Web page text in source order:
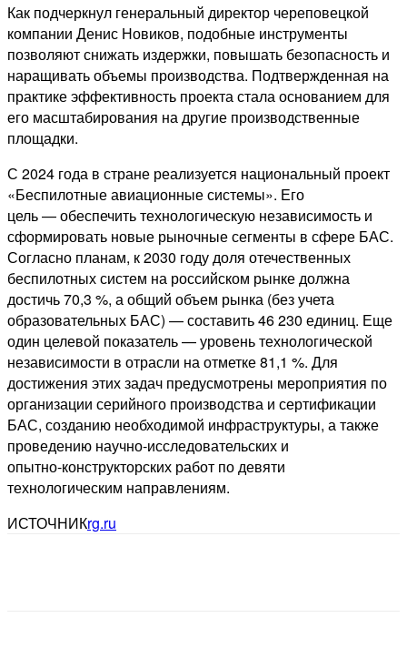
Как подчеркнул генеральный директор череповецкой
компании Денис Новиков, подобные инструменты
позволяют снижать издержки, повышать безопасность и
наращивать объемы производства. Подтвержденная на
практике эффективность проекта стала основанием для
его масштабирования на другие производственные
площадки.
С 2024 года в стране реализуется национальный проект
«Беспилотные авиационные системы». Его
цель — обеспечить технологическую независимость и
сформировать новые рыночные сегменты в сфере БАС.
Согласно планам, к 2030 году доля отечественных
беспилотных систем на российском рынке должна
достичь 70,3 %, а общий объем рынка (без учета
образовательных БАС) — составить 46 230 единиц. Еще
один целевой показатель — уровень технологической
независимости в отрасли на отметке 81,1 %. Для
достижения этих задач предусмотрены мероприятия по
организации серийного производства и сертификации
БАС, созданию необходимой инфраструктуры, а также
проведению научно‑исследовательских и
опытно‑конструкторских работ по девяти
технологическим направлениям.
ИСТОЧНИКrg.ru